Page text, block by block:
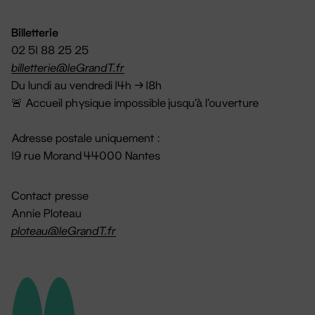
Billetterie
02 51 88 25 25
billetterie@leGrandT.fr
Du lundi au vendredi 14h → 18h
🚨 Accueil physique impossible jusqu'à l'ouverture
Adresse postale uniquement :
19 rue Morand 44000 Nantes
Contact presse
Annie Ploteau
ploteau@leGrandT.fr